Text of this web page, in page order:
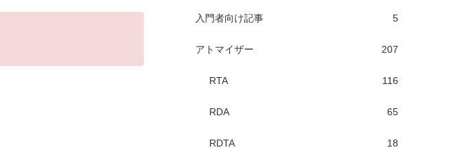
入門者向け記事 5
アトマイザー 207
RTA 116
RDA 65
RDTA 18